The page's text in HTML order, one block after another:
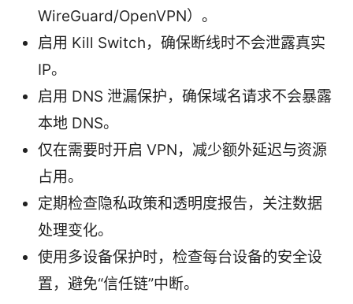
WireGuard/OpenVPN）。
启用 Kill Switch，确保断线时不会泄露真实
IP。
启用 DNS 泄漏保护，确保域名请求不会暴露
本地 DNS。
仅在需要时开启 VPN，减少额外延迟与资源
占用。
定期检查隐私政策和透明度报告，关注数据
处理变化。
使用多设备保护时，检查每台设备的安全设
置，避免“信任链”中断。